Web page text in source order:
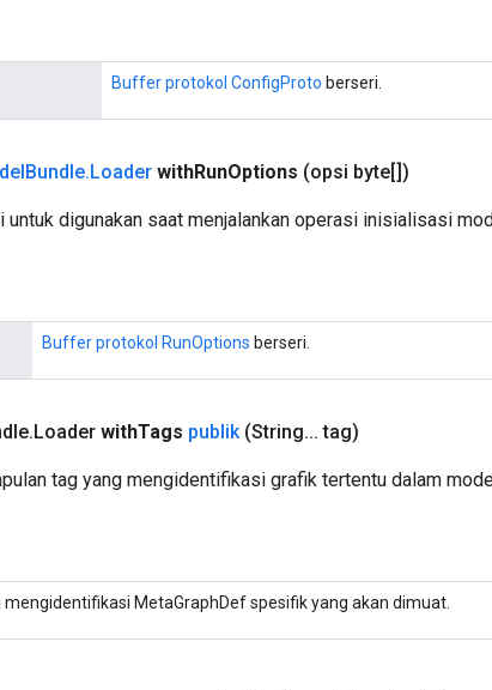
Buffer protokol ConfigProto berseri.
Bundle.Loader withRunOptions (opsi byte[])
untuk digunakan saat menjalankan operasi inisialisasi
Buffer protokol RunOptions berseri.
.Loader withTags publik (String... tag)
tag yang mengidentifikasi grafik tertentu dalam
mengidentifikasi MetaGraphDef spesifik yang akan dimuat.